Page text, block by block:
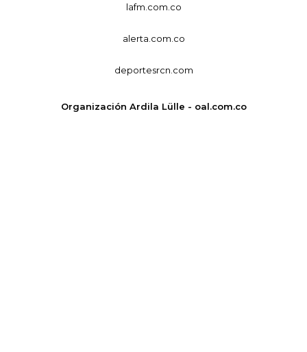
lafm.com.co
alerta.com.co
deportesrcn.com
Organización Ardila Lülle - oal.com.co